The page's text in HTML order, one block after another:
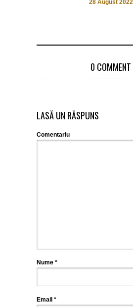
28 August 2022
0 COMMENT
LASĂ UN RĂSPUNS
Comentariu
Nume *
Email *